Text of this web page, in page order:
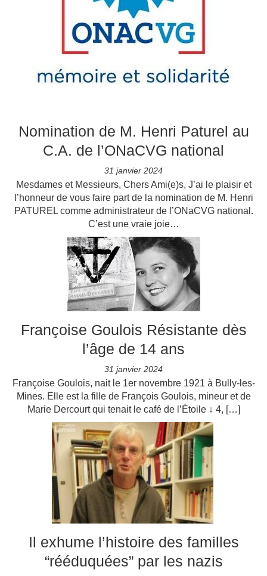
Nomination de M. Henri Paturel au
C.A. de l’ONaCVG national
31 janvier 2024
Mesdames et Messieurs, Chers Ami(e)s, J’ai le plaisir et
l’honneur de vous faire part de la nomination de M. Henri
PATUREL comme administrateur de l’ONaCVG national.
C’est une vraie joie…
Françoise Goulois Résistante dès
l’âge de 14 ans
31 janvier 2024
Françoise Goulois, nait le 1er novembre 1921 à Bully-les-
Mines. Elle est la fille de François Goulois, mineur et de
Marie Dercourt qui tenait le café de l’Étoile ↓ 4, […]
Il exhume l’histoire des familles
“rééduquées” par les nazis